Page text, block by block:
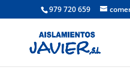
979 720 659